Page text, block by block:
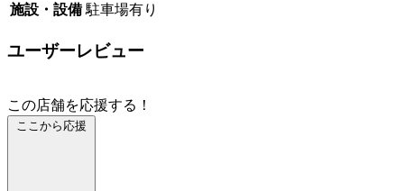
施設・設備 駐車場有り
ユーザーレビュー
この店舗を応援する！
ここから応援